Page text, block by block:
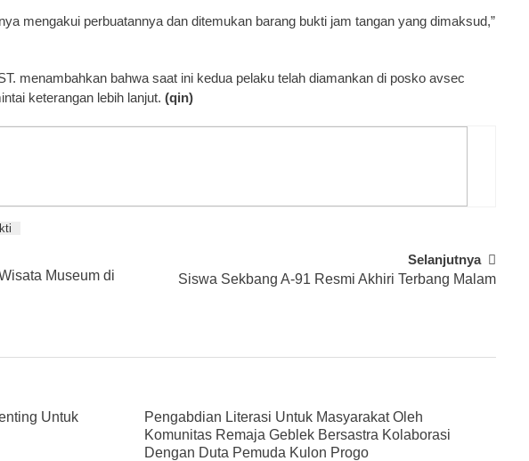
mengakui perbuatannya dan ditemukan barang bukti jam tangan yang dimaksud,”
menambahkan bahwa saat ini kedua pelaku telah diamankan di posko avsec
keterangan lebih lanjut. (qin)
Museum di
Selanjutnya
Siswa Sekbang A-91 Resmi Akhiri Terbang Malam
Untuk
Pengabdian Literasi Untuk Masyarakat Oleh
Komunitas Remaja Geblek Bersastra Kolaborasi
Dengan Duta Pemuda Kulon Progo